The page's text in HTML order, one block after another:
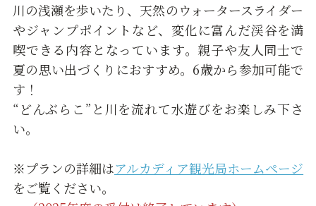
川の浅瀬を歩いたり、天然のウォータースライダー
やジャンプポイントなど、変化に富んだ渓谷を満
喫できる内容となっています。親子や友人同士で
夏の思い出づくりにおすすめ。6歳から参加可能で
す！
“どんぶらこ”と川を流れて水遊びをお楽しみ下さ
い。
※プランの詳細はアルカディア観光局ホームページ
をご覧ください。